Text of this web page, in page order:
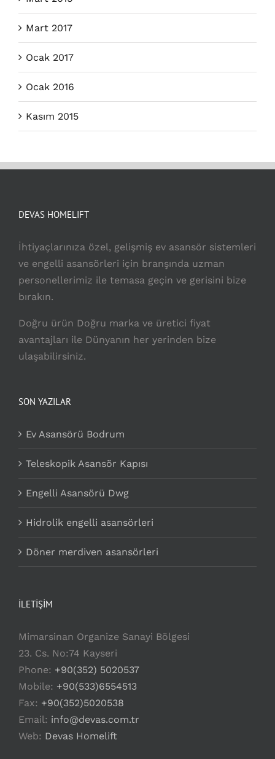
Mart 2017
Ocak 2017
Ocak 2016
Kasım 2015
DEVAS HOMELIFT
İhtiyaçlarınıza özel, gelişmiş ev asansör sistemleri
ve engelli asansörleri için branşında uzman
personellerimiz ile temasa geçin ve gerisini bize
bırakın.
Doğru ürün Doğru marka ve üretici fiyat
avantajları ile Dünyanın her yerinden bize
ulaşabilirsiniz.
SON YAZILAR
Ev Asansörü Bodrum
Teleskopik Asansör Kapısı
Engelli Asansörü Dwg
Hidrolik engelli asansörleri
Döner merdiven asansörleri
İLETİŞİM
Mimarsinan Organize Sanayi Bölgesi
23. Cs. No:74 Kayseri
Phone: +90(352) 5020537
Mobile: +90(533)6554513
Fax: +90(352)5020538
Email: info@devas.com.tr
Web: Devas Homelift